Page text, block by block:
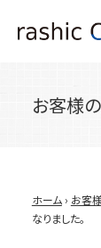
お客様
ホーム› お客
なりました。